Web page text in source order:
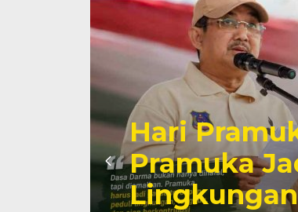
Hari
Pramuka